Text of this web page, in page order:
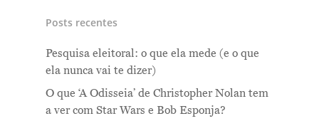
Posts recentes
Pesquisa eleitoral: o que ela mede (e o que
ela nunca vai te dizer)
O que ‘A Odisseia’ de Christopher Nolan tem
a ver com Star Wars e Bob Esponja?